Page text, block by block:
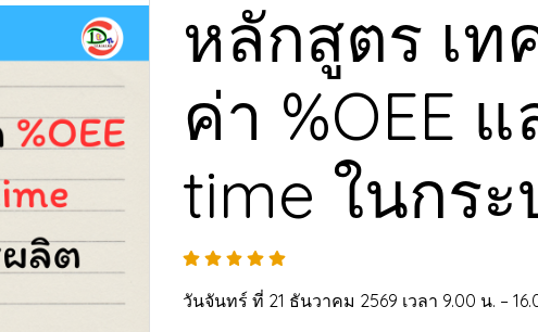
หลักสูตร เท
ค่า %OEE
time ในกร
วันจันทร์ ที่ 21 ธันวาคม 2569 เวลา 9.00 น. –